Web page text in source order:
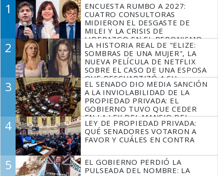
1
ENCUESTA RUMBO A 2027:
CUATRO CONSULTORAS
MIDIERON EL DESGASTE DE
MILEI Y LA CRISIS DE
LIDERAZGO EN EL PERONISMO
2
LA HISTORIA REAL DE "ELIZE:
SOMBRAS DE UNA MUJER", LA
NUEVA PELÍCULA DE NETFLIX
SOBRE EL CASO DE UNA ESPOSA
QUE DESCUARTIZÓ A SU
MARIDO
3
EL SENADO DIO MEDIA SANCIÓN
A LA INVIOLABILIDAD DE LA
PROPIEDAD PRIVADA: EL
GOBIERNO TUVO QUE CEDER
EN LA LEY DEL MANEJO DEL
FUEGO
4
LEY DE PROPIEDAD PRIVADA:
QUÉ SENADORES VOTARON A
FAVOR Y CUÁLES EN CONTRA
5
EL GOBIERNO PERDIÓ LA
PULSEADA DEL NOMBRE: LA